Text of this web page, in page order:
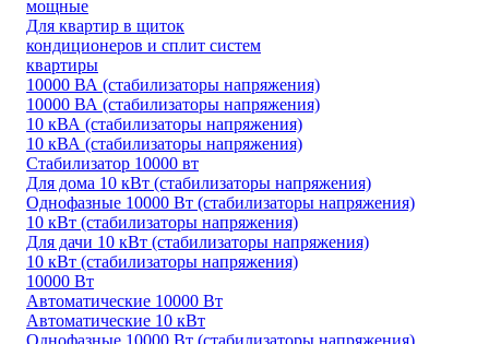
мощные
Для квартир в щиток
кондиционеров и сплит систем
квартиры
10000 ВА (стабилизаторы напряжения)
10000 ВА (стабилизаторы напряжения)
10 кВА (стабилизаторы напряжения)
10 кВА (стабилизаторы напряжения)
Стабилизатор 10000 вт
Для дома 10 кВт (стабилизаторы напряжения)
Однофазные 10000 Вт (стабилизаторы напряжения)
10 кВт (стабилизаторы напряжения)
Для дачи 10 кВт (стабилизаторы напряжения)
10 кВт (стабилизаторы напряжения)
10000 Вт
Автоматические 10000 Вт
Автоматические 10 кВт
Однофазные 10000 Вт (стабилизаторы напряжения)